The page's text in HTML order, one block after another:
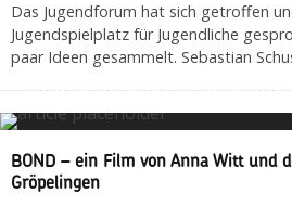
Das Jugendforum hat sich getroffen
Jugendspielplatz für Jugendliche
paar Ideen gesammelt. Sebastian
BOND – ein Film von Anna Witt und
Gröpelingen